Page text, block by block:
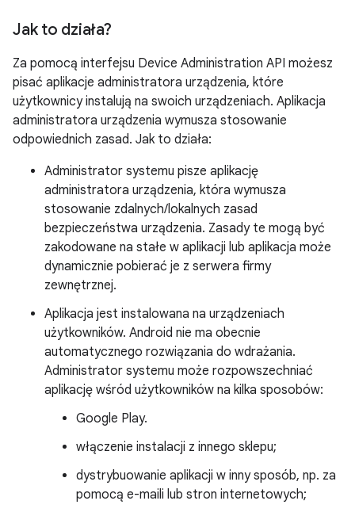
Jak to działa?
Za pomocą interfejsu Device Administration API możesz
pisać aplikacje administratora urządzenia, które
użytkownicy instalują na swoich urządzeniach. Aplikacja
administratora urządzenia wymusza stosowanie
odpowiednich zasad. Jak to działa:
Administrator systemu pisze aplikację
administratora urządzenia, która wymusza
stosowanie zdalnych/lokalnych zasad
bezpieczeństwa urządzenia. Zasady te mogą być
zakodowane na stałe w aplikacji lub aplikacja może
dynamicznie pobierać je z serwera firmy
zewnętrznej.
Aplikacja jest instalowana na urządzeniach
użytkowników. Android nie ma obecnie
automatycznego rozwiązania do wdrażania.
Administrator systemu może rozpowszechniać
aplikację wśród użytkowników na kilka sposobów:
Google Play.
włączenie instalacji z innego sklepu;
dystrybuowanie aplikacji w inny sposób, np. za
pomocą e-maili lub stron internetowych;